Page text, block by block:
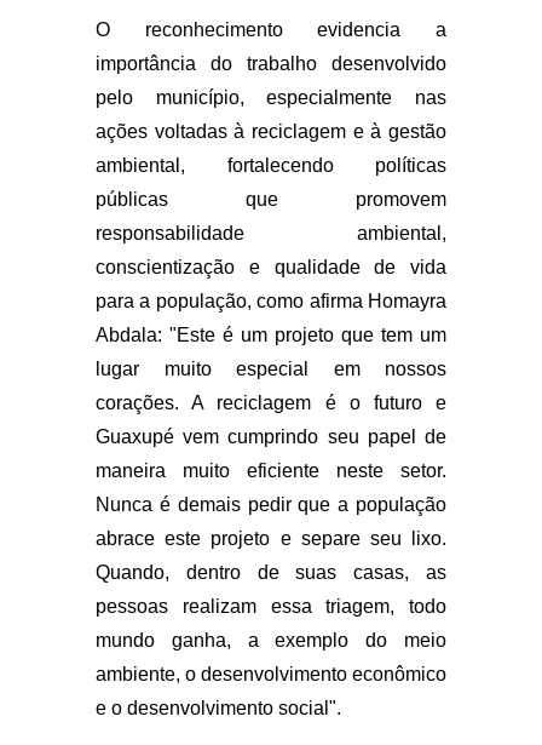
O reconhecimento evidencia a
importância do trabalho desenvolvido
pelo município, especialmente nas
ações voltadas à reciclagem e à gestão
ambiental, fortalecendo políticas
públicas que promovem
responsabilidade ambiental,
conscientização e qualidade de vida
para a população, como afirma Homayra
Abdala: "Este é um projeto que tem um
lugar muito especial em nossos
corações. A reciclagem é o futuro e
Guaxupé vem cumprindo seu papel de
maneira muito eficiente neste setor.
Nunca é demais pedir que a população
abrace este projeto e separe seu lixo.
Quando, dentro de suas casas, as
pessoas realizam essa triagem, todo
mundo ganha, a exemplo do meio
ambiente, o desenvolvimento econômico
e o desenvolvimento social".